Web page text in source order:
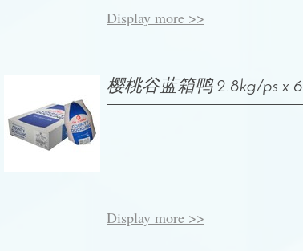
Display more >>
樱桃谷蓝箱鸭 2.8kg/ps x 6
Display more >>